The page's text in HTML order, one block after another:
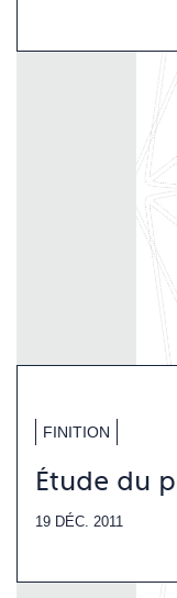
FINITION
Étude du
19 DÉC. 2011